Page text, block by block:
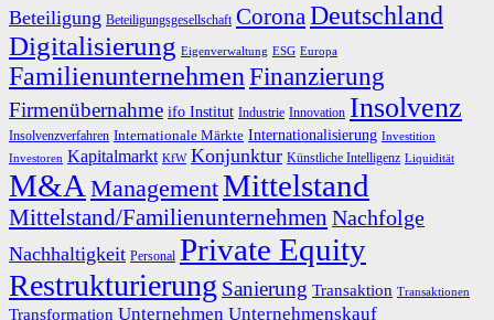
Beteiligung Beteiligungsgesellschaft CoronaDeutschland
Digitalisierung Eigenverwaltung ESG Europa
Familienunternehmen Finanzierung
Firmenübernahme ifo Institut Industrie Innovation Insolvenz
Insolvenzverfahren Internationale Märkte Internationalisierung Investition
Investoren Kapitalmarkt KfW Konjunktur Künstliche Intelligenz Liquidität
M&A ManagementMittelstand
Mittelstand/Familienunternehmen Nachfolge
Nachhaltigkeit Personal Private Equity
Restrukturierung Sanierung Transaktion Transaktionen
Transformation Unternehmen Unternehmenskauf